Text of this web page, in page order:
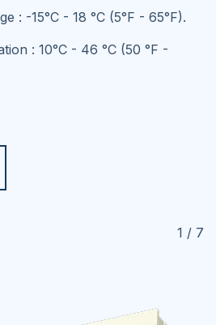
: -15°C - 18 °C (5°F - 65°F).
: 10°C - 46 °C (50 °F -
1 / 7